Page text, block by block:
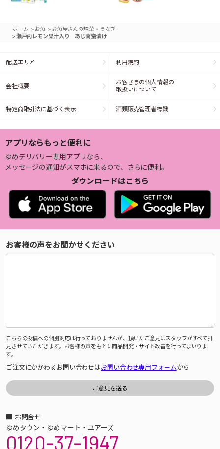
ホーム >お魚 > お魚屋さんの惣菜・うなぎ
>瀬戸内レモン果汁入り あじ南蛮漬け
配送エリア 利用規約
会社概要
お客さまの個人情報の
取扱いについて
特定商取引法に基づく表示 酒類販売管理者標識
アプリならもっと便利に
ゆめデリバリー専用アプリなら、
メッセージの通知がスマホに来るので、さらに便利。
ダウンロードはこちら
お客様の声をお聞かせください
こちらの投稿への個別対応は行っておりませんが、頂いたご意見はスタッフがすべて拝
見させていただきます。お客様の声をもとに商品開発・サイト改善を行ってまいりま
す。
ご注文にかかわるお問い合わせはお問い合わせ専用フォームから
■ お問合せ
ゆめタウン・ゆめマート・ユアーズ
0120-37-1947